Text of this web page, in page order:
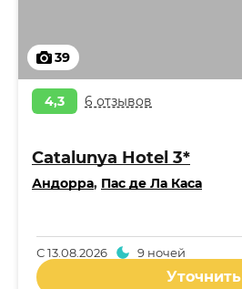
39
4,3 6 отзывов
Catalunya Hotel 3*
Андорра, Пас де Ла Каcа
С13.08.2026 9 ночей
Уточнить